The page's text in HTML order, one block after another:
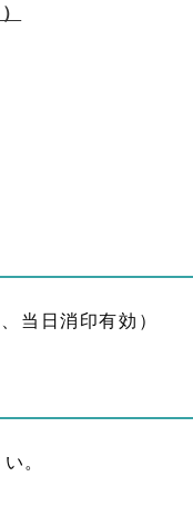
当日消印有効）
。